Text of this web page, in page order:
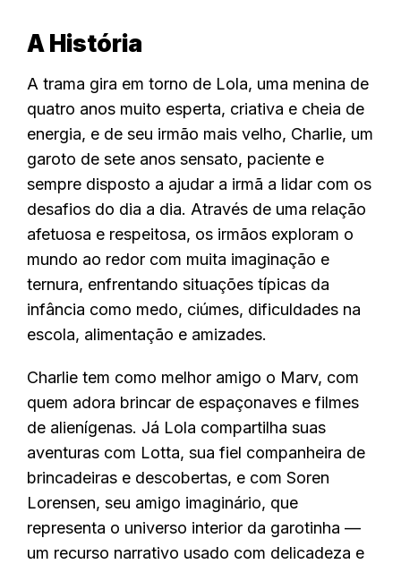
A História
A trama gira em torno de Lola, uma menina de
quatro anos muito esperta, criativa e cheia de
energia, e de seu irmão mais velho, Charlie, um
garoto de sete anos sensato, paciente e
sempre disposto a ajudar a irmã a lidar com os
desafios do dia a dia. Através de uma relação
afetuosa e respeitosa, os irmãos exploram o
mundo ao redor com muita imaginação e
ternura, enfrentando situações típicas da
infância como medo, ciúmes, dificuldades na
escola, alimentação e amizades.
Charlie tem como melhor amigo o Marv, com
quem adora brincar de espaçonaves e filmes
de alienígenas. Já Lola compartilha suas
aventuras com Lotta, sua fiel companheira de
brincadeiras e descobertas, e com Soren
Lorensen, seu amigo imaginário, que
representa o universo interior da garotinha —
um recurso narrativo usado com delicadeza e